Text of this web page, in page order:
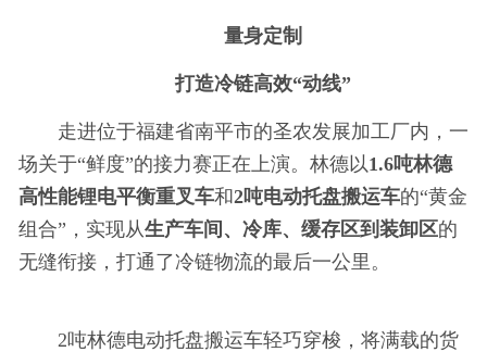
量身定制
打造冷链高效“动线”
走进位于福建省南平市的圣农发展加工厂内，一
场关于“鲜度”的接力赛正在上演。林德以1.6吨林德
高性能锂电平衡重叉车和2吨电动托盘搬运车的“黄金
组合”，实现从生产车间、冷库、缓存区到装卸区的
无缝衔接，打通了冷链物流的最后一公里。
2吨林德电动托盘搬运车轻巧穿梭，将满载的货